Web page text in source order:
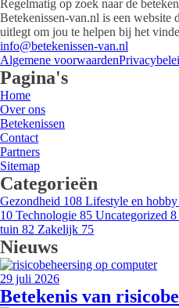
Regelmatig op zoek naar de
Betekenissen-van.nl is een website
uitlegt om jou te helpen bij het
info@betekenissen-van.nl
Algemene voorwaarden
Pagina's
Home
Over ons
Betekenissen
Contact
Partners
Sitemap
Categorieën
Gezondheid 108 Lifestyle en hobby
10 Technologie 85 Uncategorized 8
tuin 82 Zakelijk 75
Nieuws
29 juli 2026
Betekenis van